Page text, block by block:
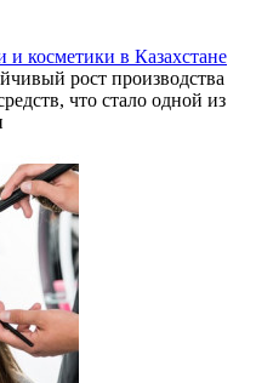
косметики в Казахстане
рост производства
что стало одной из